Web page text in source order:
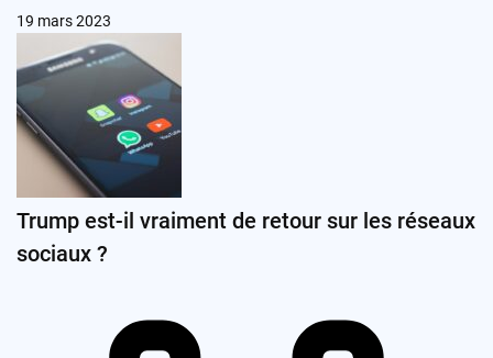
19 mars 2023
Trump est-il vraiment de retour sur les réseaux
sociaux ?